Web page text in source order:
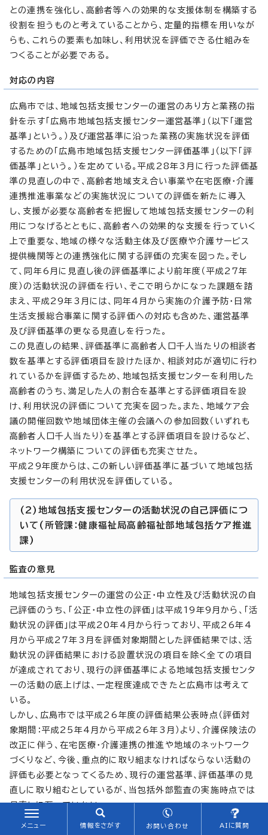
との連携を強化し、高齢者等への効果的な支援体制を構築する
役割を担うものと考えていることから、定量的指標を用いなが
らも、これらの要素も加味し、利用状況を評価できる仕組みを
つくることが必要である。
対応の内容
広島市では、地域包括支援センターの運営のあり方と業務の指
針を示す「広島市地域包括支援センター運営基準」（以下「運営
基準」という。）及び運営基準に沿った業務の実施状況を評価
するための「広島市地域包括支援センター評価基準」（以下「評
価基準」という。）を定めている。平成28年3月に行った評価基
準の見直しの中で、高齢者地域支え合い事業や在宅医療・介護
連携推進事業などの実施状況についての評価を新たに導入
し、支援が必要な高齢者を把握して地域包括支援センターの利
用につなげるとともに、高齢者への効果的な支援を行っていく
上で重要な、地域の様々な活動主体及び医療や介護サービス
提供機関等との連携強化に関する評価の充実を図った。そし
て、同年6月に見直し後の評価基準により前年度（平成27年
度）の活動状況の評価を行い、そこで明らかになった課題を踏
まえ、平成29年3月には、同年4月から実施の介護予防・日常
生活支援総合事業に関する評価への対応も含めた、運営基準
及び評価基準の更なる見直しを行った。
この見直しの結果、評価基準に高齢者人口千人当たりの相談者
数を基準とする評価項目を設けたほか、相談対応が適切に行わ
れているかを評価するため、地域包括支援センターを利用した
高齢者のうち、満足した人の割合を基準とする評価項目を設
け、利用状況の評価について充実を図った。また、地域ケア会
議の開催回数や地域団体主催の会議への参加回数（いずれも
高齢者人口千人当たり）を基準とする評価項目を設けるなど、
ネットワーク構築についての評価も充実させた。
平成29年度からは、この新しい評価基準に基づいて地域包括
支援センターの利用状況を評価している。
(2)地域包括支援センターの活動状況の自己評価につ
いて(所管課：健康福祉局高齢福祉部地域包括ケア推進
課)
監査の意見
地域包括支援センターの運営の公正・中立性及び活動状況の自
己評価のうち、「公正・中立性の評価」は平成19年9月から、「活
動状況の評価」は平成20年4月から行っており、平成26年4
月から平成27年3月を評価対象期間とした評価結果では、活
動状況の評価結果における設置状況の項目を除く全ての項目
が達成されており、現行の評価基準による地域包括支援センタ
ーの活動の底上げは、一定程度達成できたと広島市は考えて
いる。
しかし、広島市では平成26年度の評価結果公表時点（評価対
象期間：平成25年4月から平成26年3月）より、介護保険法の
改正に伴う、在宅医療・介護連携の推進や地域のネットワーク
づくりなど、今後、重点的に取り組まなければならない活動の
評価も必要となってくるため、現行の運営基準、評価基準の見
直しに取り組むとしているが、当包括外部監査の実施時点では
見直しに至っていない。
評価基準は各地域包括支援センターが事業運営を行うにあた
メニュー 情報をさがす お問い合わせ AIに質問